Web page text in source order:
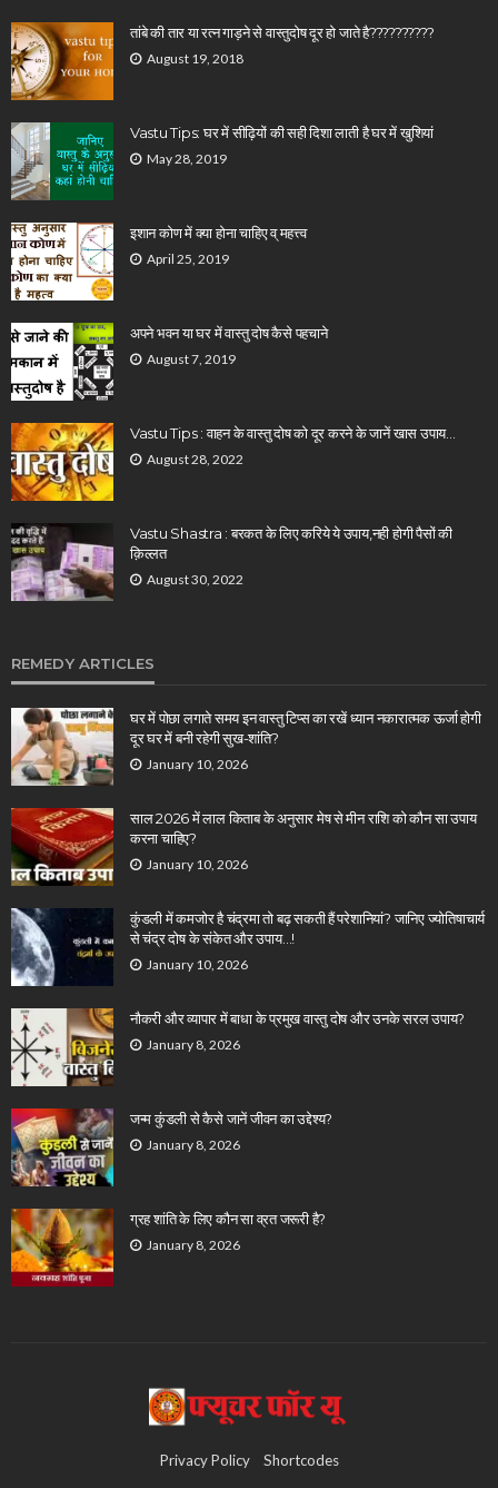
तांबे की तार या रत्न गाड़ने से वास्तुदोष दूर हो जाते है??????????
August 19, 2018
Vastu Tips: घर में सीढ़ियों की सही दिशा लाती है घर में खुशियां
May 28, 2019
इशान कोण में क्या होना चाहिए व् महत्त्व
April 25, 2019
अपने भवन या घर में वास्तु दोष कैसे पहचाने
August 7, 2019
Vastu Tips : वाहन के वास्तु दोष को दूर करने के जानें खास उपाय…
August 28, 2022
Vastu Shastra : बरकत के लिए करिये ये उपाय,नही होगी पैसों की
क़िल्लत
August 30, 2022
REMEDY ARTICLES
घर में पोछा लगाते समय इन वास्तु टिप्स का रखें ध्यान नकारात्मक ऊर्जा होगी
दूर घर में बनी रहेगी सुख-शांति?
January 10, 2026
साल 2026 में लाल किताब के अनुसार मेष से मीन राशि को कौन सा उपाय
करना चाहिए?
January 10, 2026
कुंडली में कमजोर है चंद्रमा तो बढ़ सकती हैं परेशानियां? जानिए ज्योतिषाचार्य
से चंद्र दोष के संकेत और उपाय…!
January 10, 2026
नौकरी और व्यापार में बाधा के प्रमुख वास्तु दोष और उनके सरल उपाय?
January 8, 2026
जन्म कुंडली से कैसे जानें जीवन का उद्देश्य?
January 8, 2026
ग्रह शांति के लिए कौन सा व्रत जरूरी है?
January 8, 2026
Privacy Policy Shortcodes